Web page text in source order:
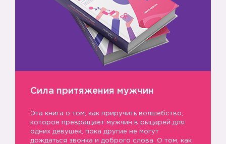
Сила притяжения мужчин
Эта книга о том, как приручить волшебство,
которое превращает мужчин в рыцарей для
одних девушек, пока другие не могут
дождаться звонка и доброго слова. О том, как